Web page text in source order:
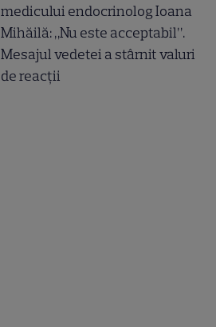
medicului endocrinolog Ioana
Mihăilă: „Nu este acceptabil”.
Mesajul vedetei a stârnit valuri
de reacții